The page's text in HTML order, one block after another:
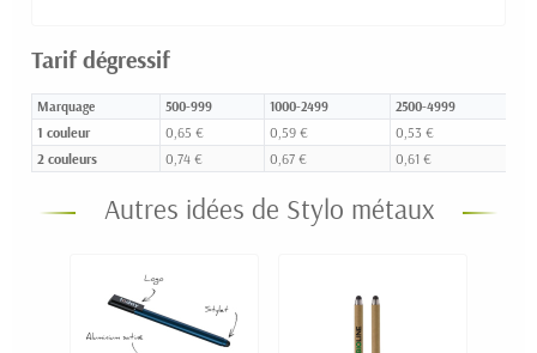
Tarif dégressif
Marquage 500-999 1000-2499 2500-4999
1 couleur 0,65 € 0,59 € 0,53 €
2 couleurs
0,74 € 0,67 € 0,61 €
Autres idées de Stylo métaux